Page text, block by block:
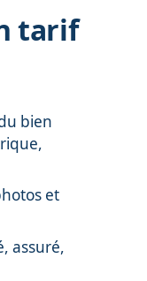
tarif
bien
et
assuré,